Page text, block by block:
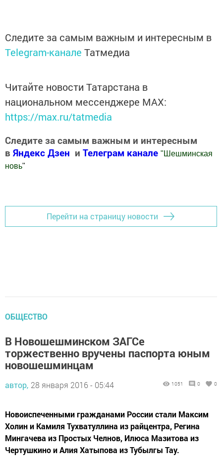
Следите за самым важным и интересным в
Telegram-канале Татмедиа
Читайте новости Татарстана в
национальном мессенджере MАХ:
https://max.ru/tatmedia
Следите за самым важным и интересным
в Яндекс Дзен и Телеграм канале " Шешминская
новь"
Перейти на страницу новости
ОБЩЕСТВО
В Новошешминском ЗАГСе
торжественно вручены паспорта юным
новошешминцам
автор, 28 января 2016 - 05:44 1051 0 0
Новоиспеченными гражданами России стали Максим
Холин и Камиля Тухватуллина из райцентра, Регина
Мингачева из Простых Челнов, Илюса Мазитова из
Чертушкино и Алия Хатыпова из Тубылгы Тау.